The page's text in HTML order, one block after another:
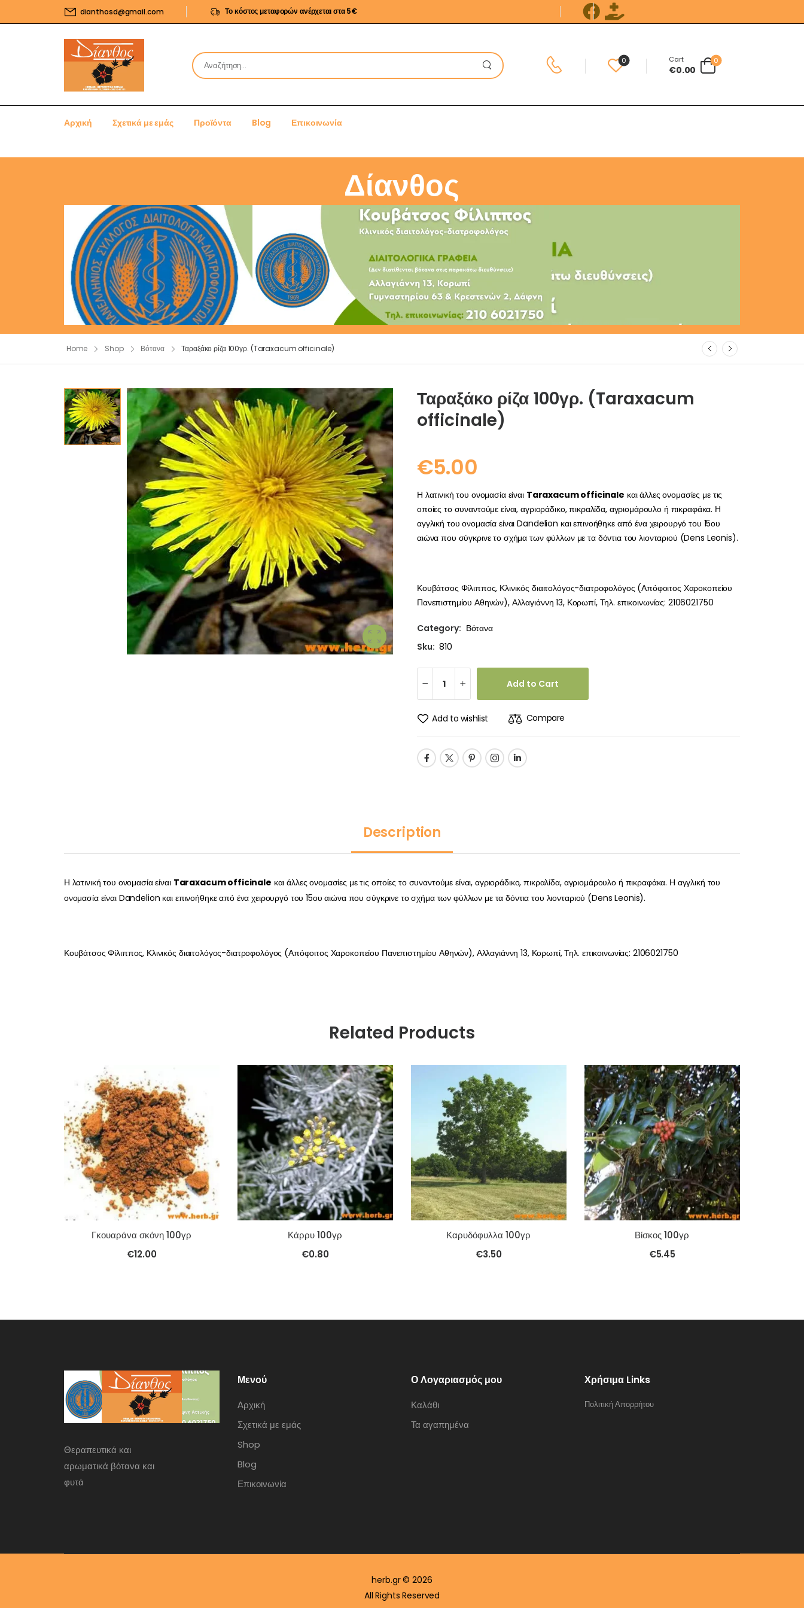
dianthosd@gmail.com Το κόστος μεταφορών ανέρχεται στα 5€
0 Cart
€0.00
0
Αρχική Σχετικά με εμάς Προϊόντα Blog Επικοινωνία
Δίανθος
Home Shop Βότανα Ταραξάκο ρίζα 100γρ. (Taraxacum officinale)
Ταραξάκο ρίζα 100γρ. (Taraxacum
officinale)
€5.00
Η λατινική του ονομασία είναι Taraxacum officinale και άλλες ονομασίες με τις
οποίες το συναντούμε είναι, αγριοράδικο, πικραλίδα, αγριομάρουλο ή πικραφάκα. Η
αγγλική του ονομασία είναι Dandelion και επινοήθηκε από ένα χειρουργό του 15ου
αιώνα που σύγκρινε το σχήμα των φύλλων με τα δόντια του λιονταριού (Dens Leonis).
Κουβάτσος Φίλιππος, Κλινικός διαιτολόγος-διατροφολόγος (Απόφοιτος Χαροκοπείου
Πανεπιστημίου Αθηνών), Αλλαγιάννη 13, Κορωπί, Τηλ. επικοινωνίας: 2106021750
Category: Βότανα
Sku: 810
Add to Cart
Add to wishlist Compare
Description
Η λατινική του ονομασία είναι Taraxacum officinale και άλλες ονομασίες με τις οποίες το συναντούμε είναι, αγριοράδικο, πικραλίδα, αγριομάρουλο ή πικραφάκα. Η αγγλική του
ονομασία είναι Dandelion και επινοήθηκε από ένα χειρουργό του 15ου αιώνα που σύγκρινε το σχήμα των φύλλων με τα δόντια του λιονταριού (Dens Leonis).
Κουβάτσος Φίλιππος, Κλινικός διαιτολόγος-διατροφολόγος (Απόφοιτος Χαροκοπείου Πανεπιστημίου Αθηνών), Αλλαγιάννη 13, Κορωπί, Τηλ. επικοινωνίας: 2106021750
Related Products
Γκουαράνα σκόνη 100γρ
€12.00
Κάρρυ 100γρ
€0.80
Καρυδόφυλλα 100γρ
€3.50
Βίσκος 100γρ
€5.45
Θεραπευτικά και
αρωματικά βότανα και
φυτά
Μενού
Αρχική
Σχετικά με εμάς
Shop
Blog
Επικοινωνία
Ο Λογαριασμός μου
Καλάθι
Τα αγαπημένα
Χρήσιμα Links
Πολιτική Απορρήτου
herb.gr © 2026
All Rights Reserved